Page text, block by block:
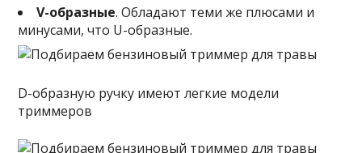
V-образные. Обладают теми же плюсами и
минусами, что U-образные.
D-образную ручку имеют легкие модели
триммеров